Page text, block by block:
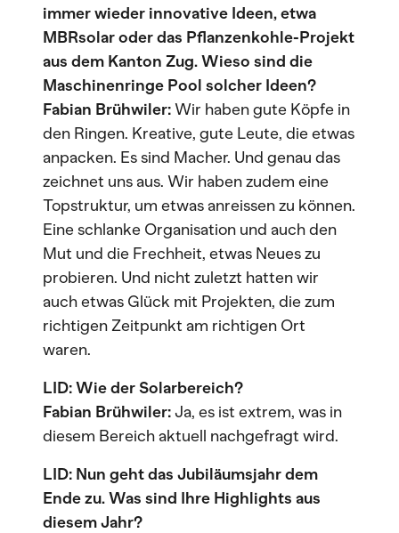
immer wieder innovative Ideen, etwa
MBRsolar oder das Pflanzenkohle-Projekt
aus dem Kanton Zug. Wieso sind die
Maschinenringe Pool solcher Ideen?
Fabian Brühwiler:Wir haben gute Köpfe in
den Ringen. Kreative, gute Leute, die etwas
anpacken. Es sind Macher. Und genau das
zeichnet uns aus. Wir haben zudem eine
Topstruktur, um etwas anreissen zu können.
Eine schlanke Organisation und auch den
Mut und die Frechheit, etwas Neues zu
probieren. Und nicht zuletzt hatten wir
auch etwas Glück mit Projekten, die zum
richtigen Zeitpunkt am richtigen Ort
waren.
LID: Wie der Solarbereich?
Fabian Brühwiler:Ja, es ist extrem, was in
diesem Bereich aktuell nachgefragt wird.
LID: Nun geht das Jubiläumsjahr dem
Ende zu. Was sind Ihre Highlights aus
diesem Jahr?